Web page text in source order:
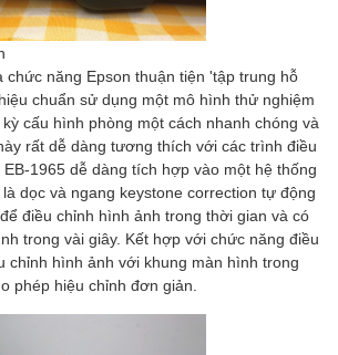
chức năng Epson thuận tiện 'tập trung hỗ
chuẩn sử dụng một mô hình thử nghiệm
cấu hình phòng một cách nhanh chóng và
rất dễ dàng tương thích với các trình điều
1965 dễ dàng tích hợp vào một hệ thống
dọc và ngang keystone correction tự động
điều chỉnh hình ảnh trong thời gian và có
trong vài giây. Kết hợp với chức năng điều
chỉnh hình ảnh với khung màn hình trong
phép hiệu chỉnh đơn giản.